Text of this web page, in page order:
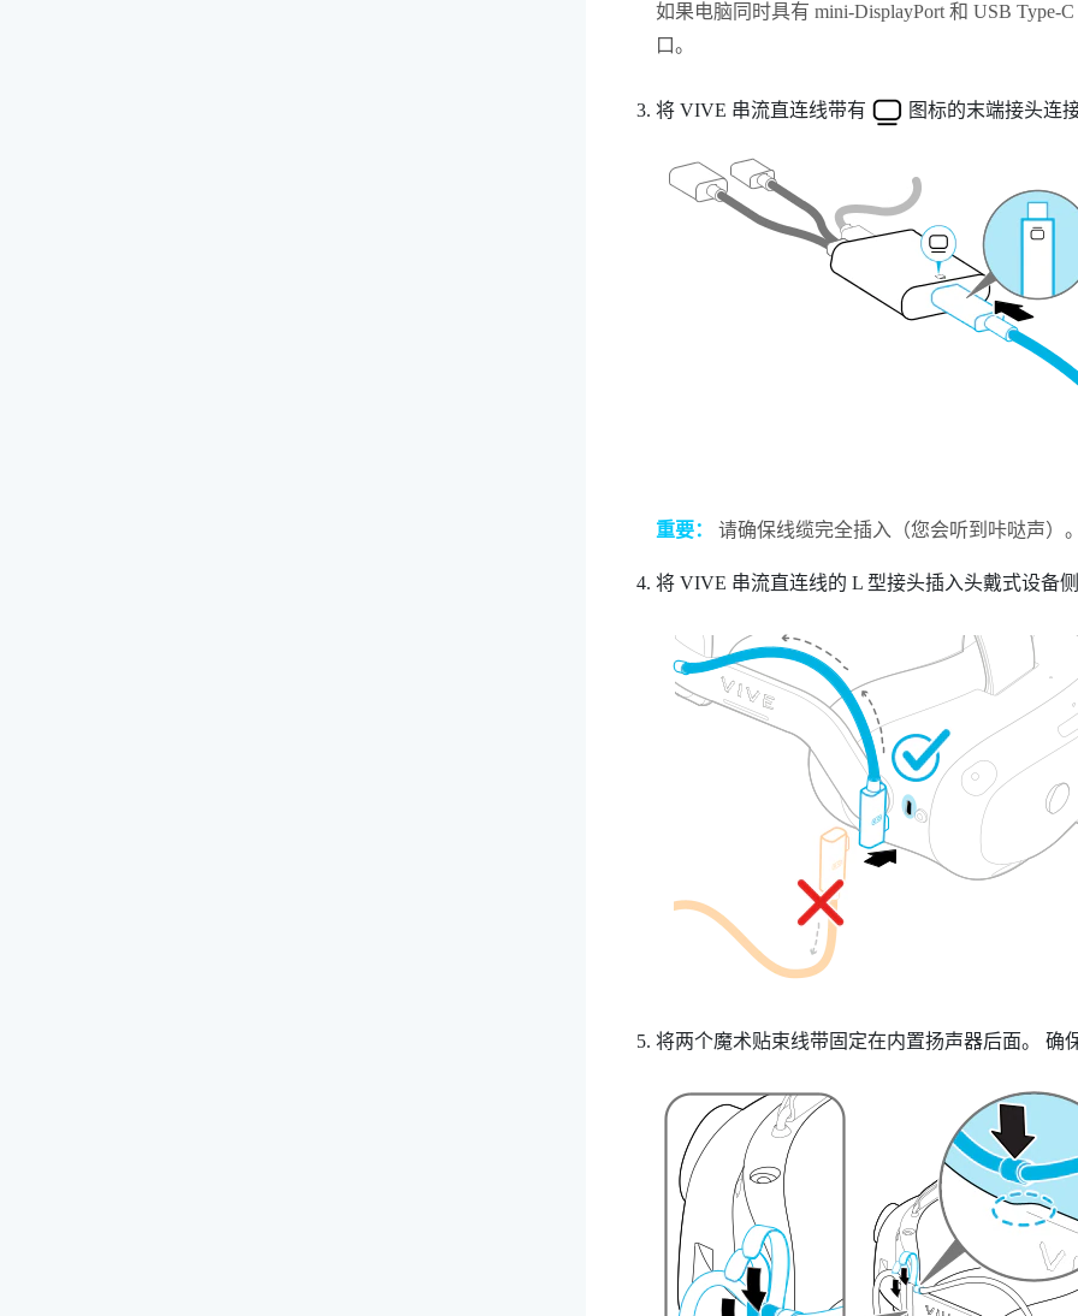
如果电脑同时具有 mini-DisplayPort和 USB Type-C
口。
将 VIVE 串流直连线带有 图标的末端接头连
重要： 请确保线缆完全插入（您会听到咔哒声）
将 VIVE 串流直连线的 L 型接头插入头戴式设备
将两个魔术贴束线带固定在内置扬声器后面。 确